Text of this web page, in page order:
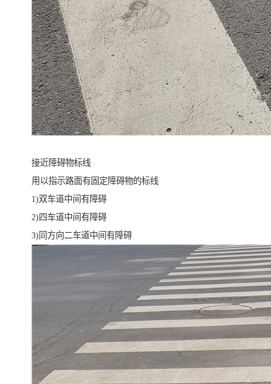
接近障碍物标线
用以指示路面有固定障碍物的标线
1)双车道中间有障碍
2)四车道中间有障碍
3)同方向二车道中间有障碍